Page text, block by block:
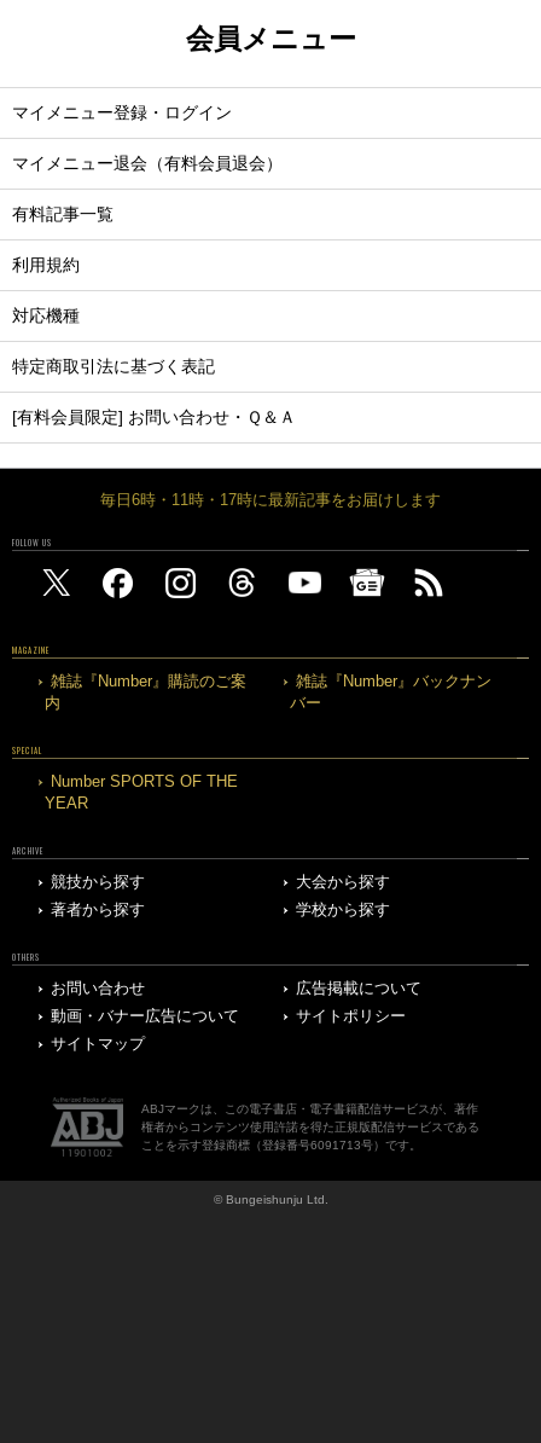
会員メニュー
マイメニュー登録・ログイン
マイメニュー退会（有料会員退会）
有料記事一覧
利用規約
対応機種
特定商取引法に基づく表記
[有料会員限定] お問い合わせ・Ｑ＆Ａ
毎日6時・11時・17時に最新記事をお届けします
FOLLOW US
MAGAZINE
雑誌『Number』購読のご案
内
雑誌『Number』バックナン
バー
SPECIAL
Number SPORTS OF THE
YEAR
ARCHIVE
競技から探す
大会から探す
著者から探す
学校から探す
OTHERS
お問い合わせ
広告掲載について
動画・バナー広告について
サイトポリシー
サイトマップ
ABJマークは、この電子書店・電子書籍配信サービスが、著作
権者からコンテンツ使用許諾を得た正規版配信サービスである
ことを示す登録商標（登録番号6091713号）です。
© Bungeishunju Ltd.